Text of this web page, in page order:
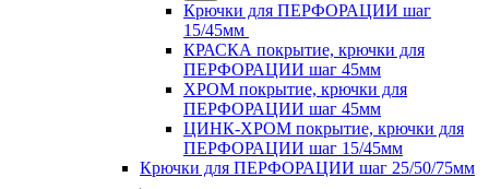
Крючки для ПЕРФОРАЦИИ шаг
15/45мм
КРАСКА покрытие, крючки для
ПЕРФОРАЦИИ шаг 45мм
ХРОМ покрытие, крючки для
ПЕРФОРАЦИИ шаг 45мм
ЦИНК-ХРОМ покрытие, крючки для
ПЕРФОРАЦИИ шаг 15/45мм
Крючки для ПЕРФОРАЦИИ шаг 25/50/75мм